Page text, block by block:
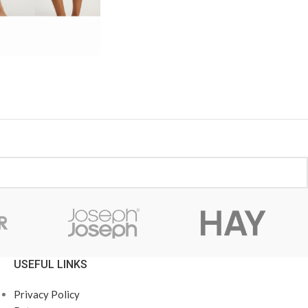
USEFUL LINKS
Privacy Policy